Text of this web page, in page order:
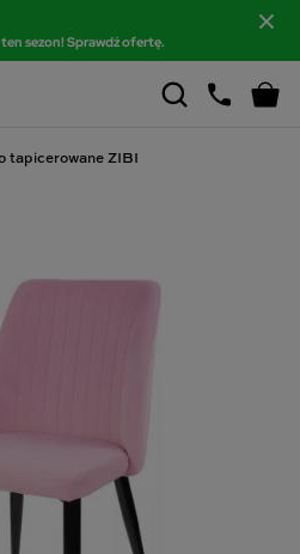
sezon! Sprawdź ofertę.
tapicerowane ZIBI